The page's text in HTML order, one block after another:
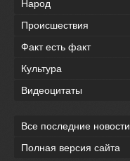
Народ
Происшествия
Факт есть факт
Культура
Видеоцитаты
Все последние новости
Полная версия сайта